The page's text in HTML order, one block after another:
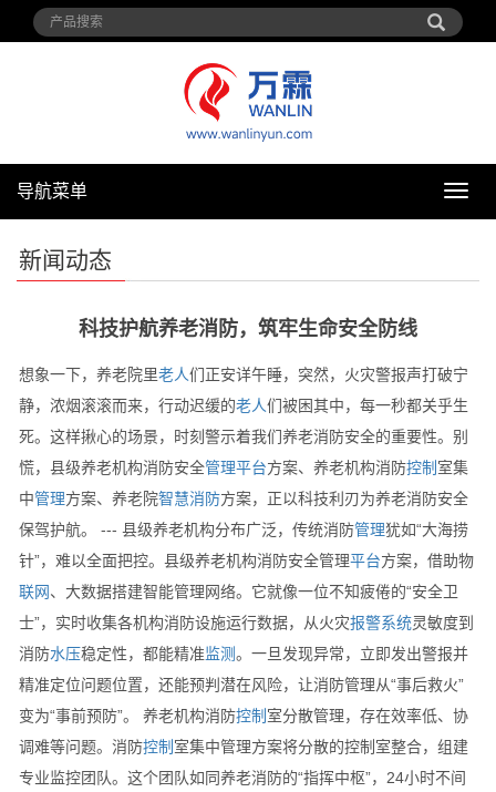
导
导航菜单
新闻动态
科技护航养老消防，筑牢生命安全防线
想象一下，养老院里老人们正安详午睡，突然，火灾警报声打破宁
静，浓烟滚滚而来，行动迟缓的老人们被困其中，每一秒都关乎生
死。这样揪心的场景，时刻警示着我们养老消防安全的重要性。别
慌，县级养老机构消防安全管理平台方案、养老机构消防控制 室集
中管理方案、养老院智慧消防方案，正以科技利刃为养老消防安全
保驾护航。 --- 县级养老机构分布广泛，传统消防管理犹如“大海捞
针”，难以全面把控。县级养老机构消防安全管理平台方案，借助物
联网、大数据搭建智能管理网络。它就像一位不知疲倦的“安全卫
士”，实时收集各机构消防设施运行数据，从火灾报警系统灵敏度到
消防水压稳定性，都能精准监测。一旦发现异常，立即发出警报并
精准定位问题位置，还能预判潜在风险，让消防管理从“事后救火”
变为“事前预防”。 养老机构消防控制 室分散管理，存在效率低、协
调难等问题。消防控制 室集中管理方案将分散的控制室整合，组建
专业监控团队。这个团队如同养老消防的“指挥中枢”，24小时不间